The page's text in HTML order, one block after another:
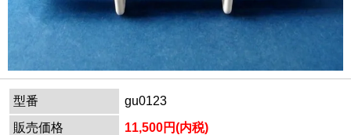
型番
gu0123
販売価格
11,500円(内税)